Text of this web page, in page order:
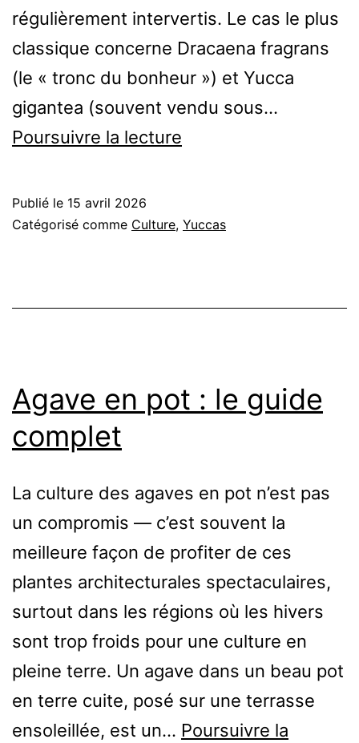
régulièrement intervertis. Le cas le plus
classique concerne Dracaena fragrans
(le « tronc du bonheur ») et Yucca
gigantea (souvent vendu sous…
Poursuivre la lecture
et
comment
et
Publié le 15 avril 2026
Catégorisé comme Culture, Yuccas
Agave en pot : le guide
complet
La culture des agaves en pot n’est pas
un compromis — c’est souvent la
meilleure façon de profiter de ces
plantes architecturales spectaculaires,
surtout dans les régions où les hivers
sont trop froids pour une culture en
pleine terre. Un agave dans un beau pot
en terre cuite, posé sur une terrasse
ensoleillée, est un… Poursuivre la